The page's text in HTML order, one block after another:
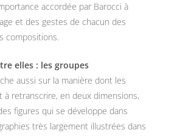
accordée par Barocci à
et des gestes de chacun des
compositions.
elles : les groupes
aussi sur la manière dont les
à retranscrire, en deux dimensions,
figures qui se développe dans
très largement illustrées dans